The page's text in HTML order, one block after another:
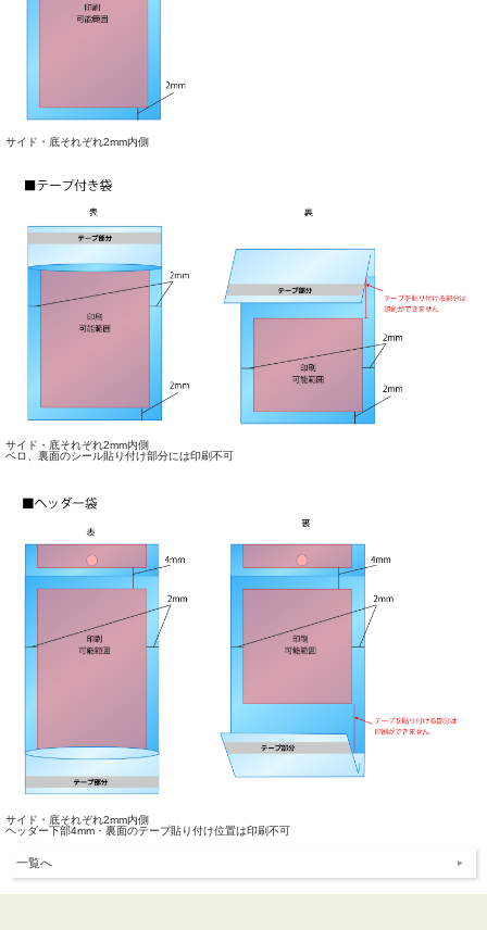
サイド・底それぞれ2mm内側
サイド・底それぞれ2mm内側
ベロ、裏面のシール貼り付け部分には印刷不可
サイド・底それぞれ2mm内側
ヘッダー下部4mm・裏面のテープ貼り付け位置は印刷不可
一覧へ